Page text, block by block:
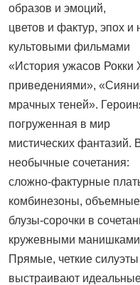
образов и эмоций,
цветов и фактур, эпох
культовыми фильмами
«История ужасов
приведениями»,
мрачных теней».
погруженная в мир
мистических
необычные сочетания:
сложно-фактурные
комбинезоны, объемные
блузы-сорочки в
кружевными
Прямые, четкие
выстраивают